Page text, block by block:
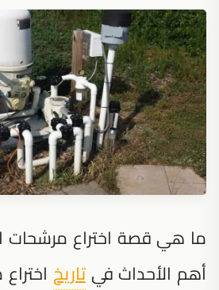
ما هي قصة اختراع مرشحات
أهم الأحداث فيتاريخ